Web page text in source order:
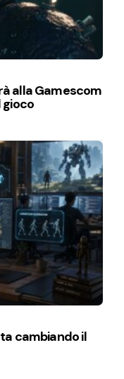
alla Gamescom
gioco
cambiando il